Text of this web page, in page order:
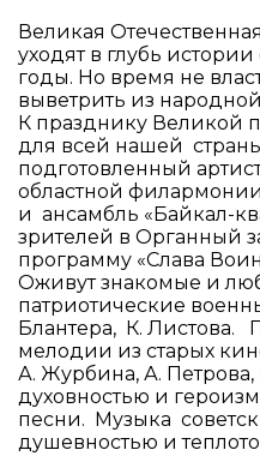
Великая
уходят в глубь
годы. Но время не
выветрить из
К празднику Великой
для всей нашей
подготовленный
областной
и ансамбль «Байкал-
зрителей в Органный
программу «Слава
Оживут знакомые и
патриотические
Блантера, К. Листова.
мелодии из старых
А. Журбина,А. Петрова,
духовностью и
песни. Музыка
душевностью и